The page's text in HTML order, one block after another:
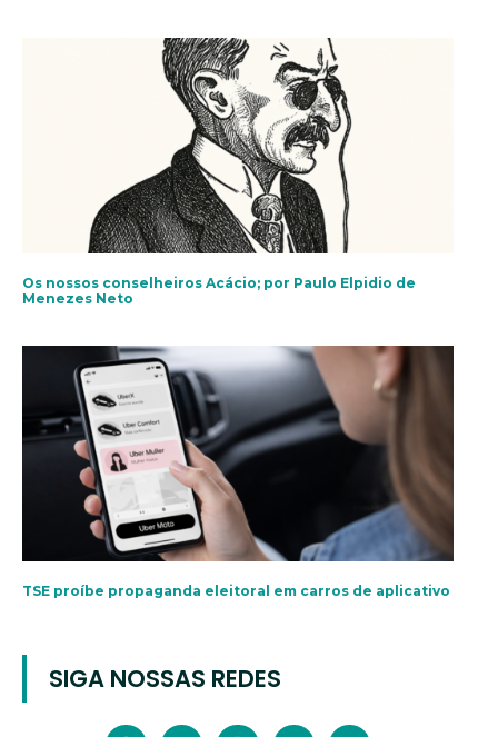
Os nossos conselheiros Acácio; por Paulo Elpidio de
Menezes Neto
TSE proíbe propaganda eleitoral em carros de aplicativo
SIGA NOSSAS REDES